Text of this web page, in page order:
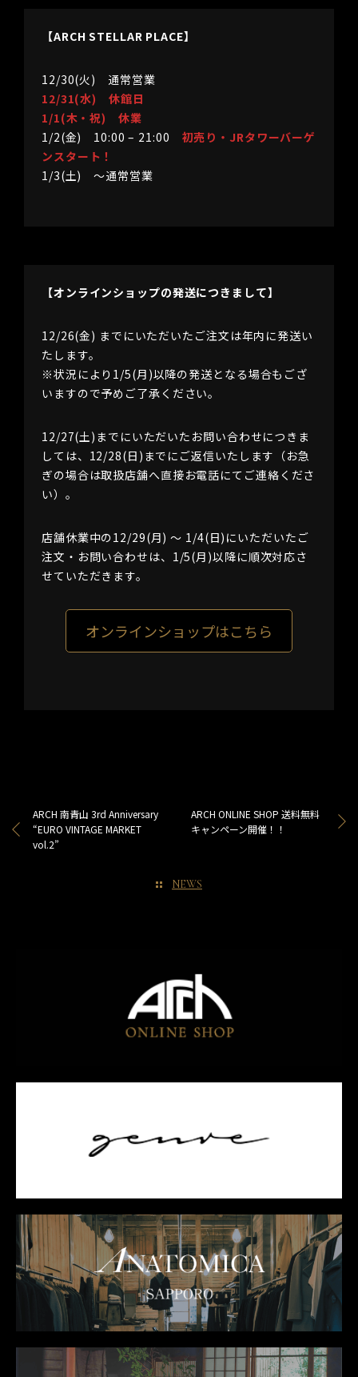
【ARCH STELLAR PLACE】
12/30(火) 通常営業
12/31(水) 休館日
1/1(木・祝) 休業
1/2(金) 10:00 – 21:00 初売り・JRタワーバーゲ
ンスタート！
1/3(土) 〜通常営業
【オンラインショップの発送につきまして】
12/26(金) までにいただいたご注文は年内に発送い
たします。
※状況により1/5(月)以降の発送となる場合もござ
いますので予めご了承ください。
12/27(土)までにいただいたお問い合わせにつきま
しては、12/28(日)までにご返信いたします（お急
ぎの場合は取扱店舗へ直接お電話にてご連絡くださ
い）。
店舗休業中の12/29(月) 〜 1/4(日)にいただいたご
注文・お問い合わせは、1/5(月)以降に順次対応さ
せていただきます。
オンラインショップはこちら
ARCH 南青山 3rd Anniversary
“EURO VINTAGE MARKET
vol.2”
ARCH ONLINE SHOP 送料無料
キャンペーン開催！！
NEWS